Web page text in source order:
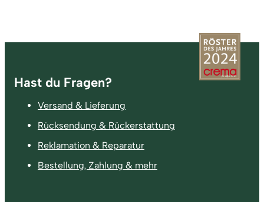
Fußzeile
Hast du Fragen?
Versand & Lieferung
Rücksendung & Rückerstattung
Reklamation & Reparatur
Bestellung, Zahlung & mehr